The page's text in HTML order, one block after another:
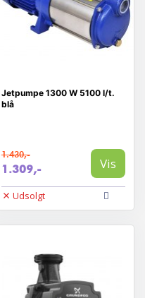
Jetpumpe 1300 W 5100 l/t.
blå
1.430,-
1.309,- Vis
Udsolgt